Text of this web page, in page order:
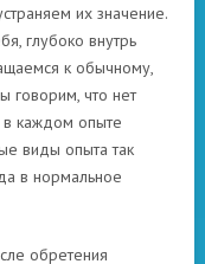
их значение.
глубоко внутрь
к обычному,
говорим, что нет
в каждом опыте
виды опыта так
в нормальное
обретения